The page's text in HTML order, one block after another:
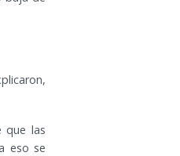
que las
eso se